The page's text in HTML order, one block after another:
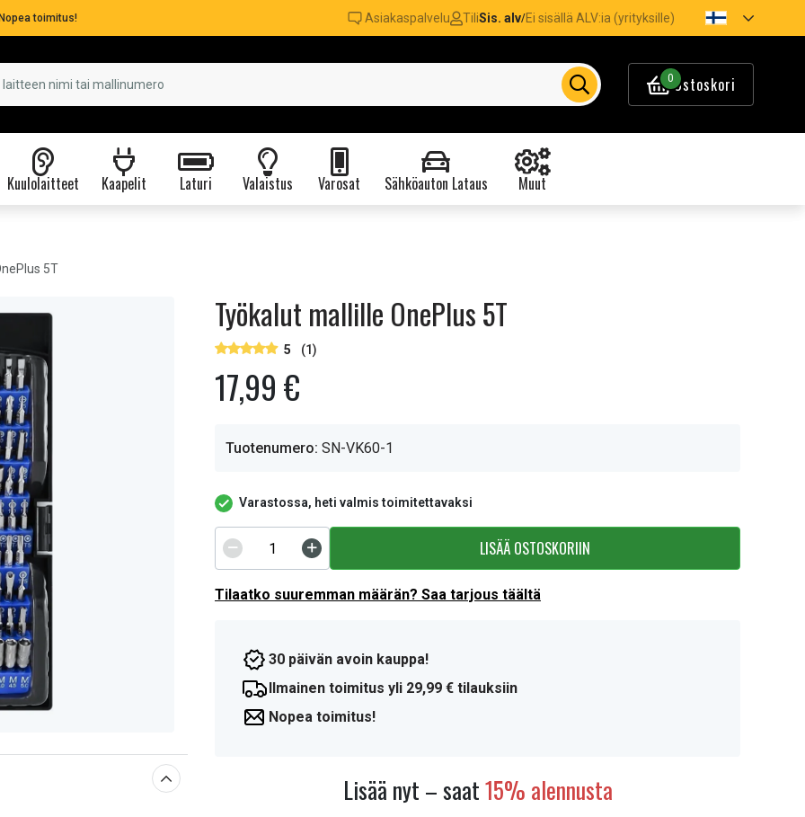
Nopea toimitus! Asiakaspalvelu TiliSis. alv/Ei sisällä ALV:ia (yrityksille)
0Ostoskori
Kuulolaitteet Kaapelit Laturi Valaistus Varosat Sähköauton Lataus Muut
5T
Työkalut mallille OnePlus 5T
5 (1)
17,99 €
Tuotenumero: SN-VK60-1
Varastossa, heti valmis toimitettavaksi
LISÄÄ OSTOSKORIIN
Tilaatko suuremman määrän? Saa tarjous täältä
30 päivän avoin kauppa!
Ilmainen toimitus yli 29,99 € tilauksiin
Nopea toimitus!
Lisää nyt – saat15% alennusta